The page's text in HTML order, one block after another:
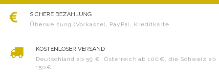
SICHERE BEZAHLUNG
Überweisung (Vorkasse), PayPal, Kreditkarte
KOSTENLOSER VERSAND
Deutschland ab 59 €, Österreich ab 100€, die Schweiz ab
150€